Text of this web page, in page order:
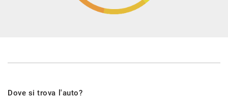
Dove si trova l'auto?